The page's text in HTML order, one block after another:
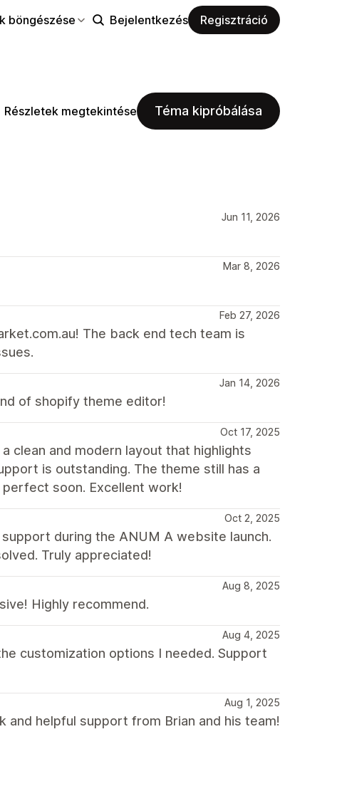
böngészése Bejelentkezés Regisztráció
Részletek megtekintése Téma kipróbálása
Jun 11, 2026
Mar 8, 2026
Feb 27, 2026
The back end tech team is
Jan 14, 2026
of shopify theme editor!
Oct 17, 2025
clean and modern layout that highlights
is outstanding. The theme still has a
soon. Excellent work!
Oct 2, 2025
during the ANUM A website launch.
Truly appreciated!
Aug 8, 2025
Highly recommend.
Aug 4, 2025
customization options I needed. Support
Aug 1, 2025
helpful support from Brian and his team!